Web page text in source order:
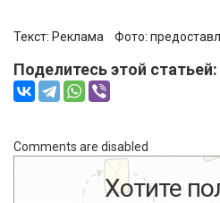
Текст: Реклама Фото:
Поделитесь этой статьей:
Comments are disabled
Хотите